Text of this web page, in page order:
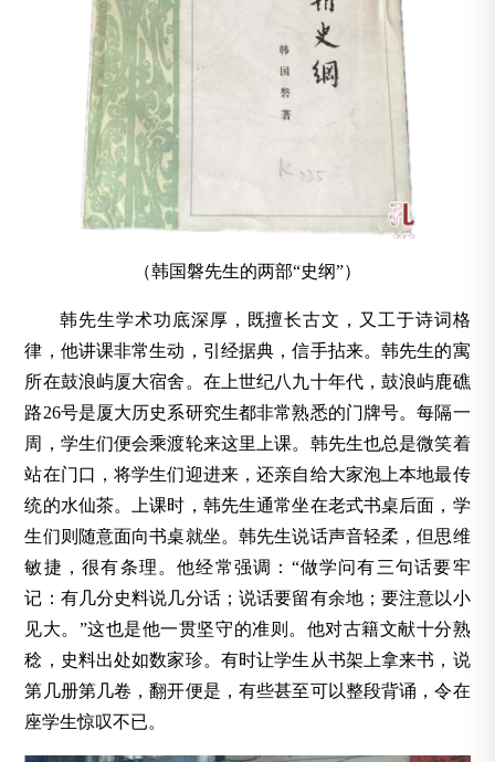
（韩国磐先生的两部“史纲”）
韩先生学术功底深厚，既擅长古文，又工于诗词格
律，他讲课非常生动，引经据典，信手拈来。韩先生的寓
所在鼓浪屿厦大宿舍。 在上世纪八九十年代，鼓浪屿鹿礁
路26号是厦大历史系研究生都非常熟悉的门牌号。每隔一
周，学生们便会乘渡轮来这里上课。韩先生也总是微笑着
站在门口，将学生们迎进来，还亲自给大家泡上本地最传
统的水仙茶。上课时，韩先生通常坐在老式书桌后面，学
生们则随意面向书桌就坐。韩先生说话声音轻柔，但思维
敏捷，很有条理。他经常强调：“做学问有三句话要牢
记：有几分史料说几分话；说话要留有余地；要注意以小
见大。”这也是他一贯坚守的准则。他对古籍文献十分熟
稔，史料出处如数家珍。有时让学生从书架上拿来书，说
第几册第几卷，翻开便是，有些甚至可以整段背诵，令在
座学生惊叹不已。